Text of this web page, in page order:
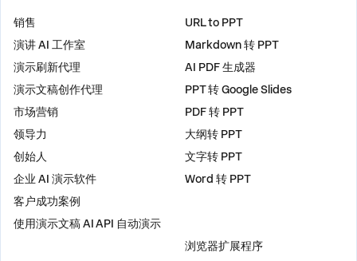
销售
演讲 AI 工作室
演示刷新代理
演示文稿创作代理
市场营销
领导力
创始人
企业 AI 演示软件
客户成功案例
使用演示文稿 AI API 自动演示
URL to PPT
Markdown 转 PPT
AI PDF 生成器
PPT 转 Google Slides
PDF 转 PPT
大纲转 PPT
文字转 PPT
Word 转 PPT
浏览器扩展程序